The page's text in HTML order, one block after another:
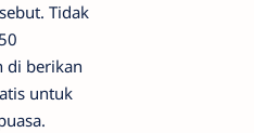
Tidak
di berikan
untuk